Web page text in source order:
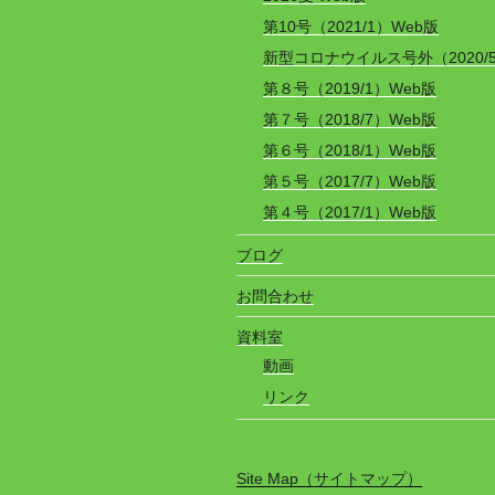
第10号（2021/1）Web版
新型コロナウイルス号外（2020/
第８号（2019/1）Web版
第７号（2018/7）Web版
第６号（2018/1）Web版
第５号（2017/7）Web版
第４号（2017/1）Web版
ブログ
お問合わせ
資料室
動画
リンク
Site Map（サイトマップ）